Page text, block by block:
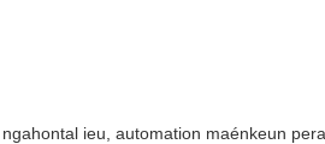
ieu, automation maénkeun